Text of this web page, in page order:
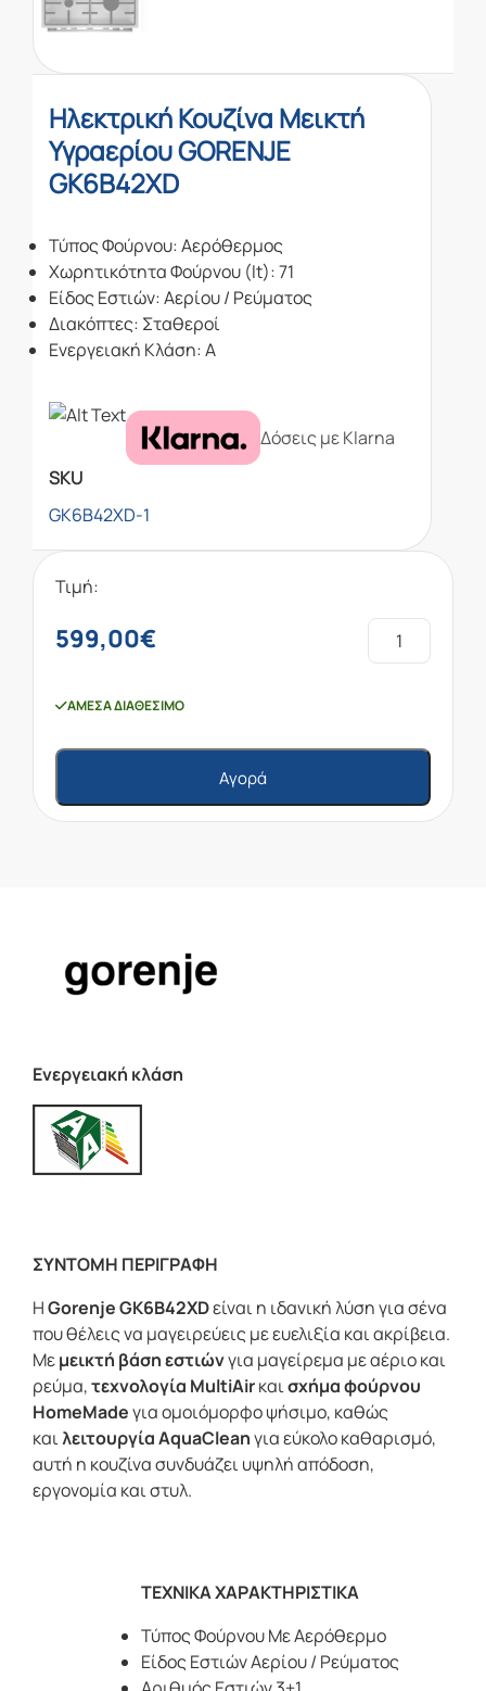
Ηλεκτρική Κουζίνα Μεικτή
Υγραερίου GORENJE
GK6B42XD
Τύπος Φούρνου: Αερόθερμος
Χωρητικότητα Φούρνου (lt): 71
Είδος Εστιών: Αερίου / Ρεύματος
Διακόπτες: Σταθεροί
Ενεργειακή Κλάση: Α
Δόσεις με Klarna
SKU
GK6B42XD-1
Τιμή:
599,00€
ΆΜΕΣΑ ΔΙΑΘΈΣΙΜΟ
Αγορά
Ενεργειακή κλάση
ΣΥΝΤΟΜΗ ΠΕΡΙΓΡΑΦΗ
ΗGorenje GK6B42XDείναι η ιδανική λύση για σένα
που θέλεις να μαγειρεύεις με ευελιξία και ακρίβεια.
Μεμεικτή βάση εστιώνγια μαγείρεμα με αέριο και
ρεύμα,τεχνολογία MultiAirκαισχήμα φούρνου
HomeMadeγια ομοιόμορφο ψήσιμο, καθώς
καιλειτουργία AquaCleanγια εύκολο καθαρισμό,
αυτή η κουζίνα συνδυάζει υψηλή απόδοση,
εργονομία και στυλ.
ΤΕΧΝΙΚΑ ΧΑΡΑΚΤΗΡΙΣΤΙΚΑ
Τύπος Φούρνου Με Αερόθερμο
Είδος Εστιών Αερίου / Ρεύματος